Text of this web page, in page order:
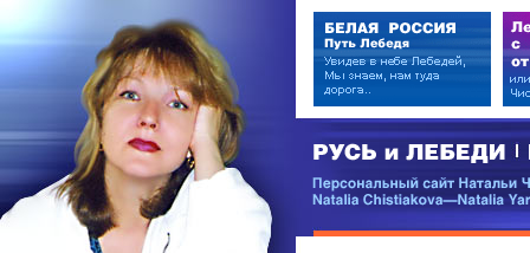
РУСЬ и ЛЕБЕДИ | RUSI —
Персональный сайт Натальи